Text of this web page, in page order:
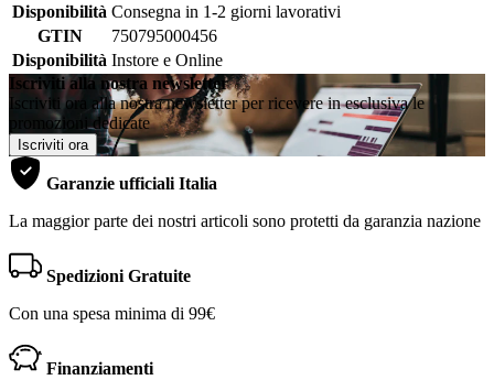
Disponibilità Consegna in 1-2 giorni lavorativi
GTIN
750795000456
Disponibilità Instore e Online
Iscriviti alla nostra newsletter
Iscriviti ora alla nostra newsletter per ricevere in esclusiva le
promozioni dedicate
Iscriviti ora
Garanzie ufficiali Italia
La maggior parte dei nostri articoli sono protetti da garanzia nazione
Spedizioni Gratuite
Con una spesa minima di 99€
Finanziamenti